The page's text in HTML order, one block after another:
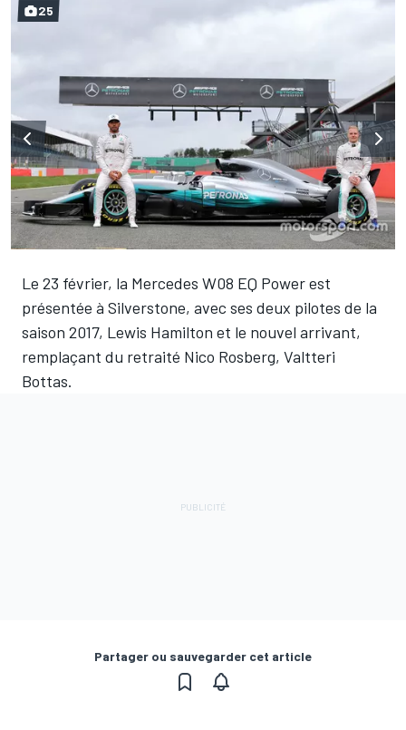
Le 23 février, la Mercedes W08 EQ Power est
présentée à Silverstone, avec ses deux pilotes de la
saison 2017, Lewis Hamilton et le nouvel arrivant,
remplaçant du retraité Nico Rosberg, Valtteri
Bottas.
25
Partager ou sauvegarder cet article